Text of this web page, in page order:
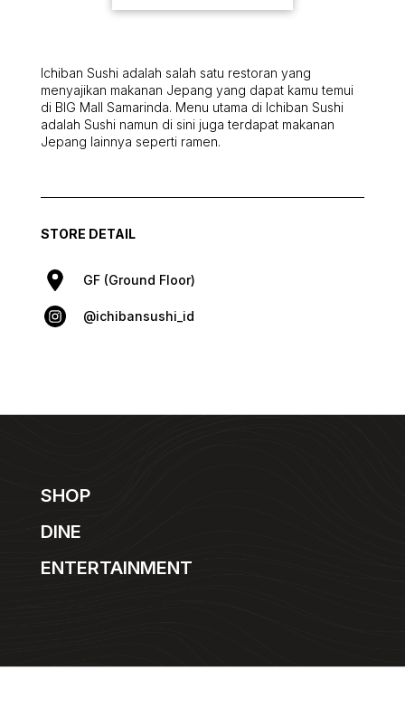
Ichiban Sushi adalah salah satu restoran yang
menyajikan makanan Jepang yang dapat kamu temui
di BIG Mall Samarinda. Menu utama di Ichiban Sushi
adalah Sushi namun di sini juga terdapat makanan
Jepang lainnya seperti ramen.
STORE DETAIL
GF (Ground Floor)
@ichibansushi_id
SHOP
DINE
ENTERTAINMENT